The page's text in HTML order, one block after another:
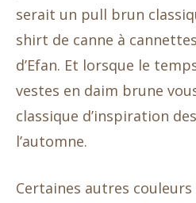
serait un pull brun
shirt de canne à
d’Efan. Et lorsque le
vestes en daim brune
classique d’inspiration
l’automne.
Certaines autres